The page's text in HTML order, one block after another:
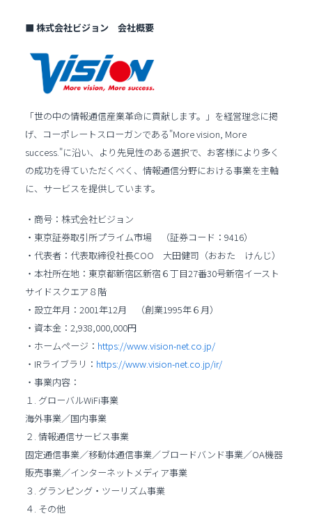
■ 株式会社ビジョン 会社概要
「世の中の情報通信産業革命に貢献します。」を経営理念に掲
げ、コーポレートスローガンである"More vision, More
success."に沿い、より先見性のある選択で、お客様により多く
の成功を得ていただくべく、情報通信分野における事業を主軸
に、サービスを提供しています。
・商号：株式会社ビジョン
・東京証券取引所プライム市場 （証券コード：9416）
・代表者：代表取締役社長COO 大田健司（おおた けんじ）
・本社所在地：東京都新宿区新宿６丁目27番30号新宿イースト
サイドスクエア８階
・設立年月：2001年12月 （創業1995年６月）
・資本金：2,938,000,000円
・ホームページ： https://www.vision-net.co.jp/
・IRライブラリ： https://www.vision-net.co.jp/ir/
・事業内容：
１. グローバルWiFi事業
海外事業／国内事業
２. 情報通信サービス事業
固定通信事業／移動体通信事業／ブロードバンド事業／OA機器
販売事業／インターネットメディア事業
３. グランピング・ツーリズム事業
４. その他